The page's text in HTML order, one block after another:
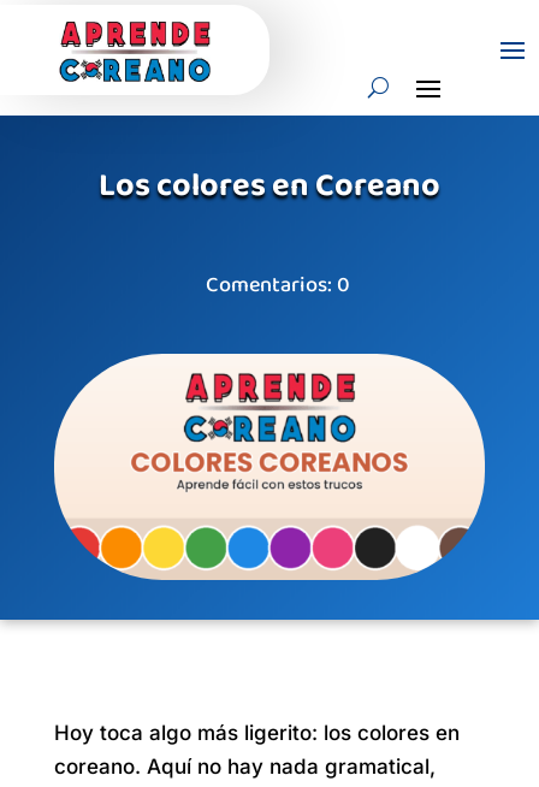
Los colores en Coreano
Comentarios: 0
Hoy toca algo más ligerito: los colores en
coreano. Aquí no hay nada gramatical,